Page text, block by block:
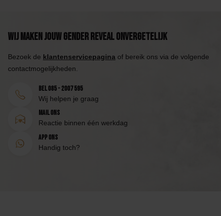
Wij maken jouw Gender Reveal onvergetelijk
Bezoek de klantenservicepagina of bereik ons via de volgende
contactmogelijkheden.
Bel 085 - 2007 595
Wij helpen je graag
Mail ons
Reactie binnen één werkdag
App ons
Handig toch?